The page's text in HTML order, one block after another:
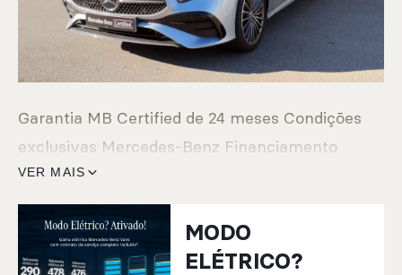
Garantia MB Certified de 24 meses Condições
exclusivas Mercedes-Benz Financiamento
Oferta de manutenção programada, caso ocorra
até 6 meses ou 7.500 Kms após aquisição Este
anúncio foi publicado por rotina informática,
todos os dados carecem de confirmação junto
VER MAIS
MODO
ELÉTRICO?